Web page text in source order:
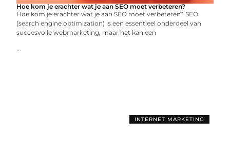
Hoe kom je erachter wat je aan SEO moet verbeteren?
Hoe kom je erachter wat je aan SEO moet verbeteren? SEO
(search engine optimization) is een essentieel onderdeel van
succesvolle webmarketing, maar het kan een
...
INTERNET MARKETING